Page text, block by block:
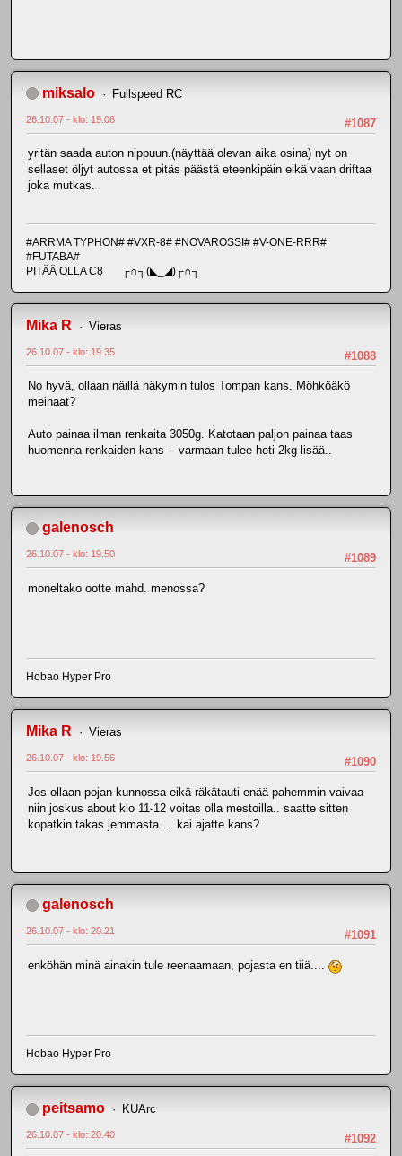
miksalo Fullspeed RC
#1087
26.10.07 - klo: 19.06
yritän saada auton nippuun.(näyttää olevan aika osina) nyt on
sellaset öljyt autossa et pitäs päästä eteenkipäin eikä vaan driftaa
joka mutkas.
#ARRMA TYPHON# #VXR-8# #NOVAROSSI# #V-ONE-RRR#
#FUTABA#
PITÄÄ OLLA C8 ┌∩┐(◣_◢)┌∩┐
Mika R Vieras
#1088
26.10.07 - klo: 19.35
No hyvä, ollaan näillä näkymin tulos Tompan kans. Möhköäkö
meinaat?
Auto painaa ilman renkaita 3050g. Katotaan paljon painaa taas
huomenna renkaiden kans -- varmaan tulee heti 2kg lisää..
galenosch
#1089
26.10.07 - klo: 19.50
moneltako ootte mahd. menossa?
Hobao Hyper Pro
Mika R Vieras
#1090
26.10.07 - klo: 19.56
Jos ollaan pojan kunnossa eikä räkätauti enää pahemmin vaivaa
niin joskus about klo 11-12 voitas olla mestoilla.. saatte sitten
kopatkin takas jemmasta ... kai ajatte kans?
galenosch
#1091
26.10.07 - klo: 20.21
enköhän minä ainakin tule reenaamaan, pojasta en tiiä....
Hobao Hyper Pro
peitsamo KUArc
#1092
26.10.07 - klo: 20.40